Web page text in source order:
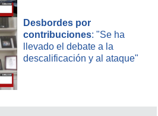
Desbordes por
contribuciones: "Se ha
llevado el debate a la
descalificación y al ataque"